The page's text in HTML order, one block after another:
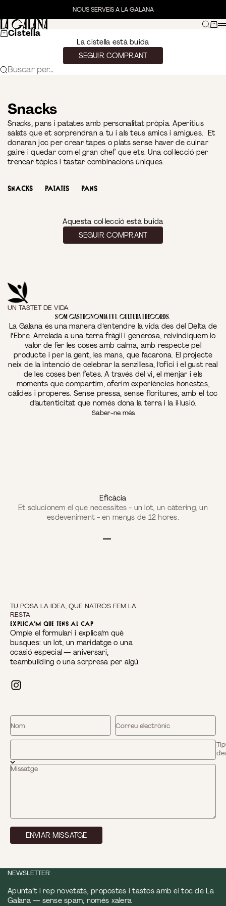
NOUS SERVEIS A LA GALANA
La Galana Gourmet Cerca
Cistella
La cistella està buida
SEGUIR COMPRANT
Buscar per...
Snacks
Snacks, pans i patates amb personalitat pròpia. Aperitius
salats que et sorprendran a tu i als teus amics i amigues. Et
donaran joc per crear tapes o plats sense haver de cuinar
gaire i quedar com el gran chef que ets. Una col·lecció per
trencar tòpics i tastar combinacions úniques.
Snacks Patates Pans
Aquesta col·lecció està buida
SEGUIR COMPRANT
UN TASTET DE VIDA
Som gastronomia i vi. Cultura i records.
La Galana és una manera d’entendre la vida des del Delta de
l’Ebre. Arrelada a una terra fràgil i generosa, reivindiquem lo
valor de fer les coses amb calma, amb respecte pel
producte i per la gent, les mans, que l’acarona. El projecte
neix de la intenció de celebrar la senzillesa, l’ofici i el gust real
de les coses ben fetes. A través del vi, el menjar i els
moments que compartim, oferim experiències honestes,
càlides i properes. Sense pressa, sense floritures, amb el toc
d’autenticitat que només dona la terra i la il·lusió.
Saber-ne més
Eficàcia
Et solucionem el que necessites - un lot, un càtering, un
esdeveniment - en menys de 12 hores.
TU POSA LA IDEA, QUE NATROS FEM LA
RESTA
Explica'm que tens al cap
Omple el formulari i explica’m què
busques: un lot, un maridatge o una
ocasió especial — aniversari,
teambuilding o una sorpresa per algú.
Nom Correu electrònic
Missatge
ENVIAR MISSATGE
NEWSLETTER
Apunta’t i rep novetats, propostes i tastos amb el toc de La
Galana — sense spam, només xalera